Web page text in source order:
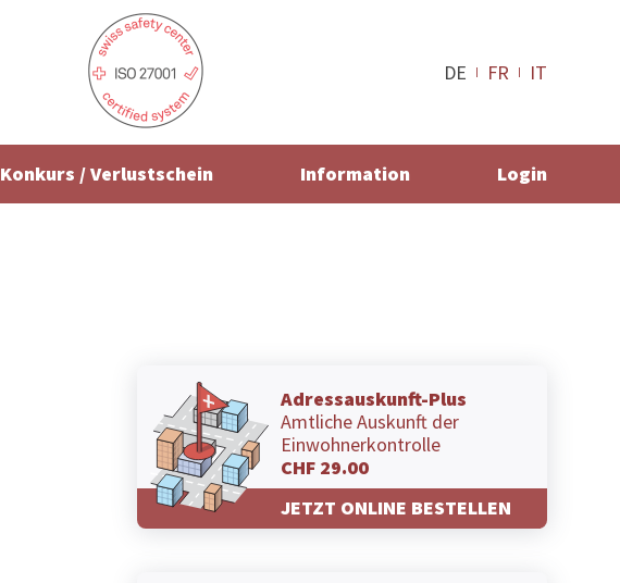
DE FR IT
Konkurs / Verlustschein Information Login
Adressauskunft-Plus
Amtliche Auskunft der
Einwohnerkontrolle
CHF 29.00
JETZT ONLINE BESTELLEN